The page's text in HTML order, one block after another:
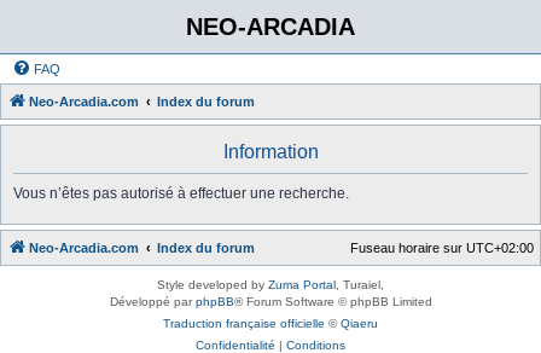
NEO-ARCADIA
FAQ
Neo-Arcadia.com Index du forum
Information
Vous n’êtes pas autorisé à effectuer une recherche.
Neo-Arcadia.com Index du forum Fuseau horaire sur UTC+02:00
Style developed by Zuma Portal , Turaiel,
Développé parphpBB® Forum Software © phpBB Limited
Traduction française officielle ©Qiaeru
Confidentialité | Conditions